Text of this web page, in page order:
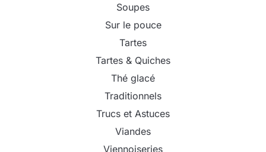
Soupes
Sur le pouce
Tartes
Tartes & Quiches
Thé glacé
Traditionnels
Trucs et Astuces
Viandes
Viennoiseries